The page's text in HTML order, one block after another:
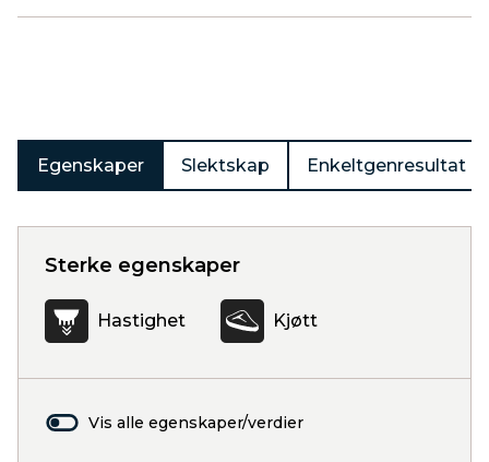
Egenskaper Slektskap Enkeltgenresultat
Sterke egenskaper
Hastighet Kjøtt
Vis alle egenskaper/verdier